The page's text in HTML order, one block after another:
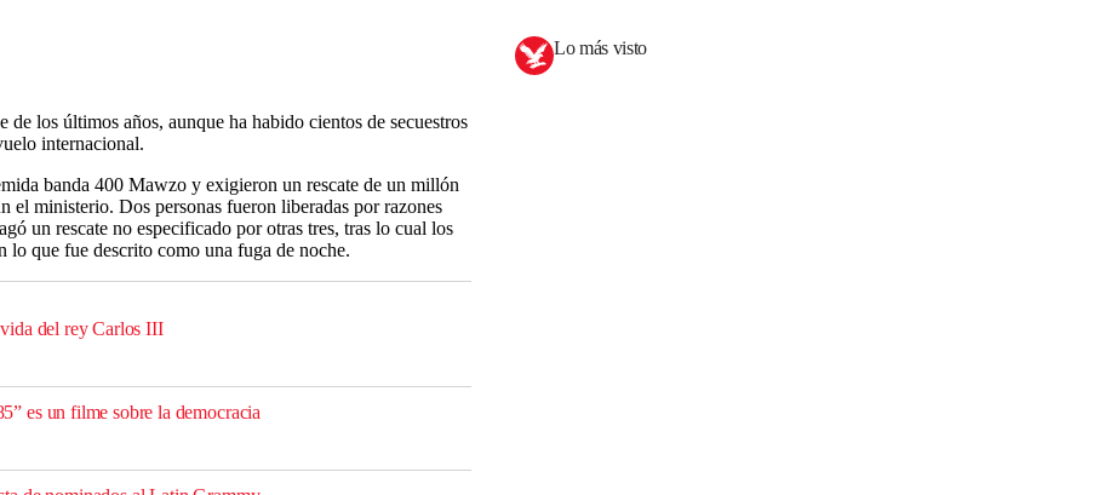
de los últimos años, aunque ha habido cientos de secuestros
internacional.
banda 400 Mawzo y exigieron un rescate de un millón
el ministerio. Dos personas fueron liberadas por razones
un rescate no especificado por otras tres, tras lo cual los
lo que fue descrito como una fuga de noche.
del rey Carlos III
es un filme sobre la democracia
Lo más visto